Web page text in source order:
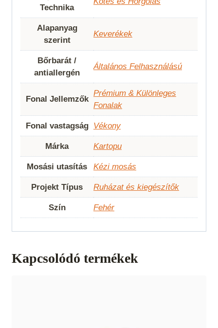
Technika
Alapanyag
szerint
Keverékek
Bőrbarát /
antiallergén
Általános Felhasználású
Fonal Jellemzők
Prémium & Különleges
Fonalak
Fonal vastagság Vékony
Márka Kartopu
Mosási utasítás Kézi mosás
Projekt Típus Ruházat és kiegészítők
Szín Fehér
Kapcsolódó termékek